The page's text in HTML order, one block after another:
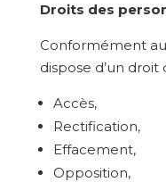
Droits des
Conformément
dispose d’un droit
Accès,
Rectification,
Effacement,
Opposition,